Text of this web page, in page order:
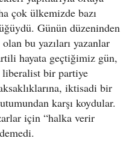
çok ülkemizde bazı
Günün düzeninden
olan bu yazıları yazanlar
hayata geçtiğimiz gün,
liberalist bir partiye
iktisadi bir
karşı koydular.
için “halka verir